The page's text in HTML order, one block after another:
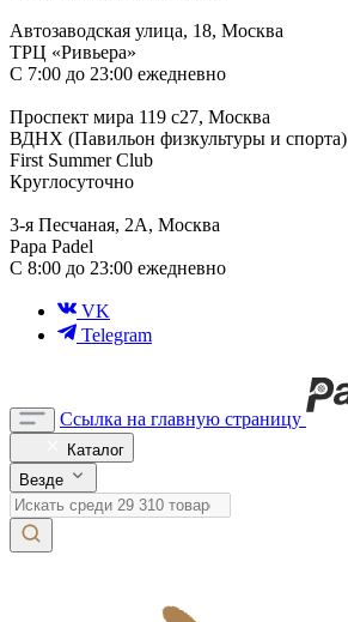
Автозаводская улица, 18, Москва
ТРЦ «Ривьера»
С 7:00 до 23:00 ежедневно
Проспект мира 119 с27, Москва
ВДНХ (Павильон физкультуры и спорта)
First Summer Club
Круглосуточно
3-я Песчаная, 2А, Москва
Papa Padel
С 8:00 до 23:00 ежедневно
VK
Telegram
Ссылка на главную страницу
Каталог
Везде